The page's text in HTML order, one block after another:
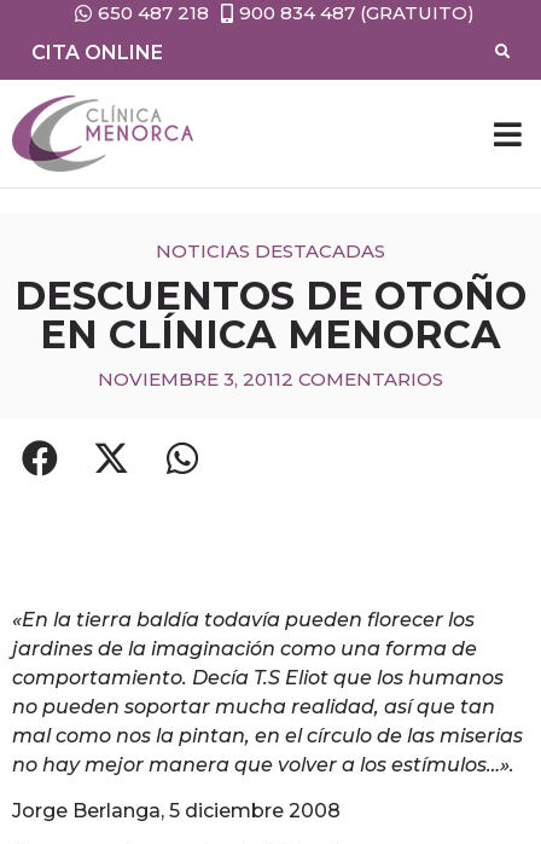
650 487 218
900 834 487 (GRATUITO)
CITA ONLINE
NOTICIAS DESTACADAS
DESCUENTOS DE OTOÑO
EN CLÍNICA MENORCA
NOVIEMBRE 3, 20112 COMENTARIOS
«En la tierra baldía todavía pueden florecer los
jardines de la imaginación como una forma de
comportamiento. Decía T.S Eliot que los humanos
no pueden soportar mucha realidad, así que tan
mal como nos la pintan, en el círculo de las miserias
no hay mejor manera que volver a los estímulos…».
Jorge Berlanga, 5 diciembre 2008